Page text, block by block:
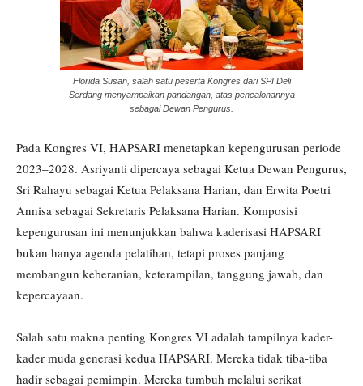
Florida Susan, salah satu peserta Kongres dari SPI Deli
Serdang menyampaikan pandangan, atas pencalonannya
sebagai Dewan Pengurus.
Pada Kongres VI, HAPSARI menetapkan kepengurusan periode
2023–2028. Asriyanti dipercaya sebagai Ketua Dewan Pengurus,
Sri Rahayu sebagai Ketua Pelaksana Harian, dan Erwita Poetri
Annisa sebagai Sekretaris Pelaksana Harian. Komposisi
kepengurusan ini menunjukkan bahwa kaderisasi HAPSARI
bukan hanya agenda pelatihan, tetapi proses panjang
membangun keberanian, keterampilan, tanggung jawab, dan
kepercayaan.
Salah satu makna penting Kongres VI adalah tampilnya kader-
kader muda generasi kedua HAPSARI. Mereka tidak tiba-tiba
hadir sebagai pemimpin. Mereka tumbuh melalui serikat